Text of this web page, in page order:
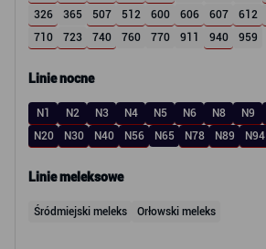
326
365 507 512 600 606 607 612
710
723 740 760 770 911 940 959
Linie nocne
N1 N2 N3 N4 N5 N6 N8 N9
N20
N30 N40 N56 N65 N78 N89 N94
Linie meleksowe
Śródmiejski meleks Orłowski meleks